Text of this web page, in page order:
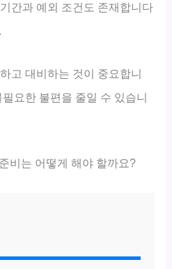
간과 예외 조건도 존재합니다
고 대비하는 것이 중요합니
요한 불편을 줄일 수 있습니
비는 어떻게 해야 할까요?